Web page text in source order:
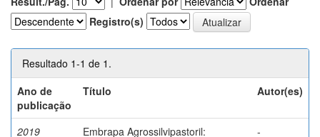
Registro(s)
Resultado 1-1 de 1.
Ano de
publicação
Título Autor(es)
2019
Embrapa Agrossilvipastoril:
-